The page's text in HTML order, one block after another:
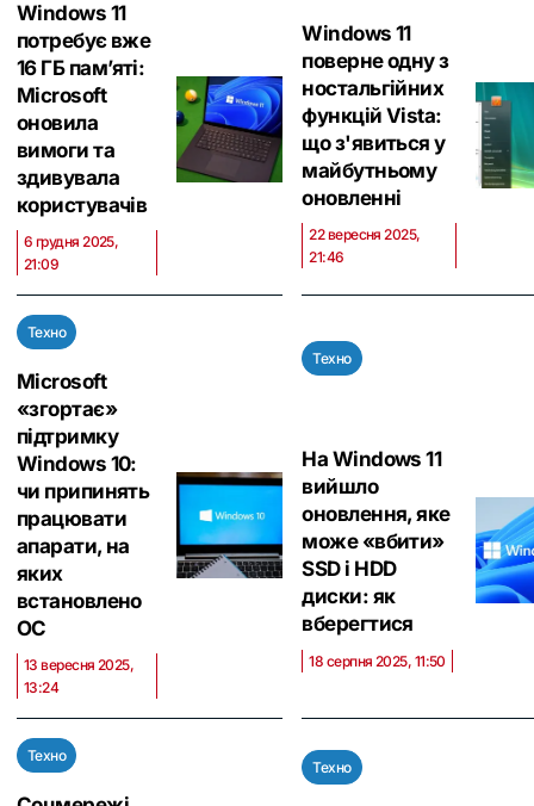
Windows 11
потребує вже
16 ГБ пам’яті:
Microsoft
оновила
вимоги та
здивувала
користувачів
6 грудня 2025,
21:09
Windows 11
поверне одну з
ностальгійних
функцій Vista:
що з'явиться у
майбутньому
оновленні
22 вересня 2025,
21:46
Техно
Microsoft
«згортає»
підтримку
Windows 10:
чи припинять
працювати
апарати, на
яких
встановлено
ОС
13 вересня 2025,
13:24
Техно
На Windows 11
вийшло
оновлення, яке
може «вбити»
SSD і HDD
диски: як
вберегтися
18 серпня 2025, 11:50
Техно
Техно